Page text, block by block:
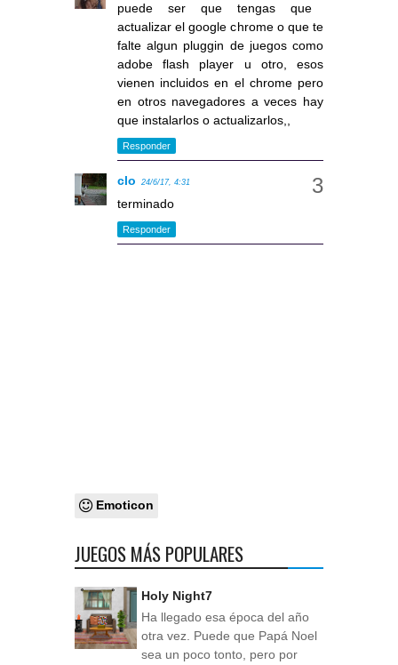
puede ser que tengas que
actualizar el google chrome o que te
falte algun pluggin de juegos como
adobe flash player u otro, esos
vienen incluidos en el chrome pero
en otros navegadores a veces hay
que instalarlos o actualizarlos,,
Responder
clo 24/6/17, 4:31
terminado
Responder
Emoticon
JUEGOS MÁS POPULARES
Holy Night7
Ha llegado esa época del año
otra vez. Puede que Papá Noel
sea un poco tonto, pero por